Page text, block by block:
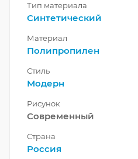
Тип материала
Синтетический
Материал
Полипропилен
Стиль
Модерн
Рисунок
Современный
Страна
Россия